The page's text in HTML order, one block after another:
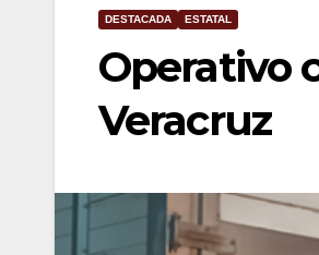
DESTACADA ESTATAL
Operativo
Veracruz